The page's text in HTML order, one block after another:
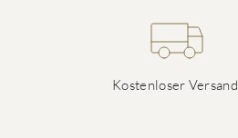
Kostenloser Versand